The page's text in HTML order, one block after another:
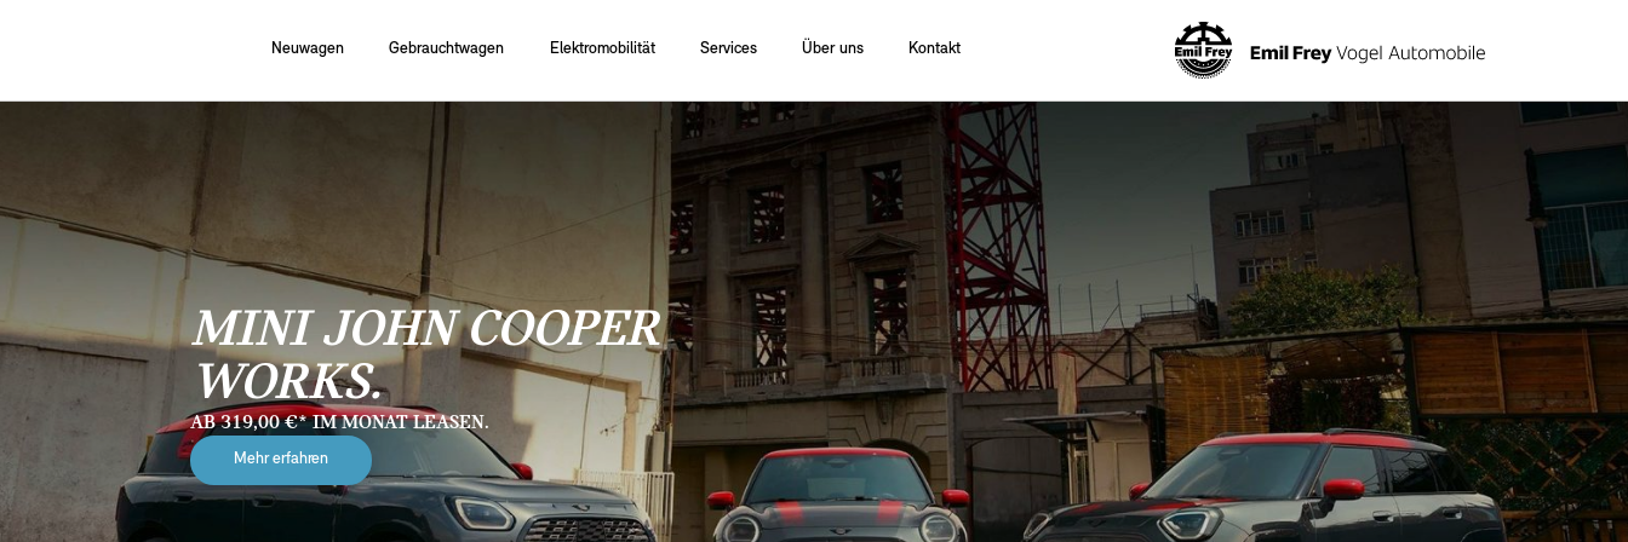
Neuwagen Gebrauchtwagen Elektromobilität Services Über uns Kontakt
MINI JOHN COOPER
WORKS.
AB 319,00 €* IM MONAT LEASEN.
Mehr erfahren